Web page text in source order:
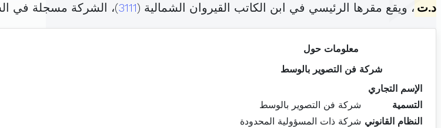
د.ت ، ويقع مقرها الرئيسي في ابن الكاتب القيروان الشمالية (3111)، الشركة مسجلة في
معلومات حول
شركة فن التصوير بالوسط
الإسم التجاري
التسمية
شركة فن التصوير بالوسط
النظام القانوني شركة ذات المسؤولية المحدودة